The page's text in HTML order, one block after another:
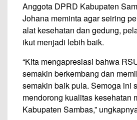
Anggota DPRD Kabupaten
Johana meminta agar seiring
alat kesehatan dan gedung,
ikut menjadi lebih baik.
“Kita mengapresiasi bahwa
semakin berkembang dan
semakin baik pula. Semoga ini
mendorong kualitas kesehatan
Kabupaten Sambas,”